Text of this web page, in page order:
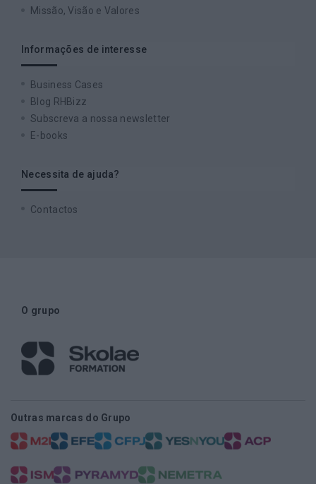
Missão, Visão e Valores
Informações de interesse
Business Cases
Blog RHBizz
Subscreva a nossa newsletter
E-books
Necessita de ajuda?
Contactos
O grupo
Outras marcas do Grupo